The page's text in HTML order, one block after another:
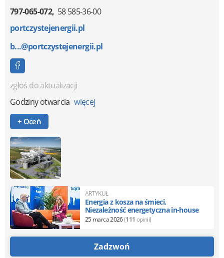
797-065-072 58 585-36-00
portczystejenergii.pl
b...@portczystejenergii.pl
zgłoś do aktualizacji
Godziny otwarcia więcej
+ Oceń
ARTYKUŁ
Energia z kosza na śmieci.
Niezależność energetyczna in-house
25 marca 2026(111 opinii)
Zadzwoń